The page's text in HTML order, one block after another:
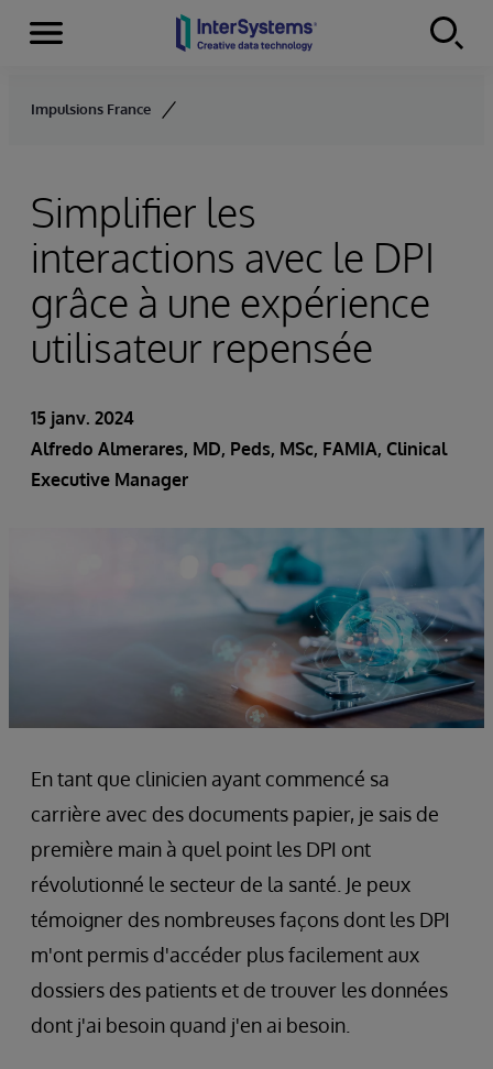
Skip to content
Menu
Impulsions France
Simplifier les
interactions avec le DPI
grâce à une expérience
utilisateur repensée
15 janv. 2024
Alfredo Almerares, MD, Peds, MSc, FAMIA, Clinical
Executive Manager
En tant que clinicien ayant commencé sa
carrière avec des documents papier, je sais de
première main à quel point les DPI ont
révolutionné le secteur de la santé. Je peux
témoigner des nombreuses façons dont les DPI
m'ont permis d'accéder plus facilement aux
dossiers des patients et de trouver les données
dont j'ai besoin quand j'en ai besoin.